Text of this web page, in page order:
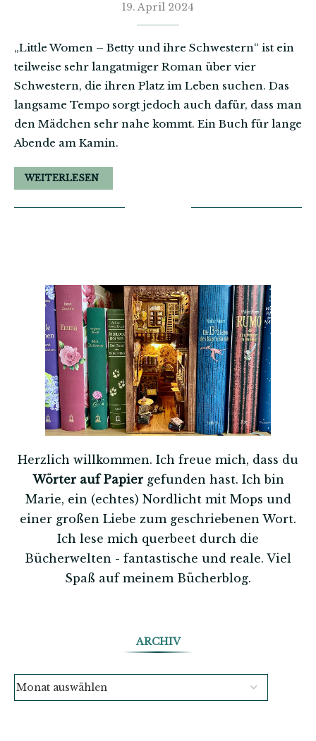
19. April 2024
„Little Women – Betty und ihre Schwestern“ ist ein
teilweise sehr langatmiger Roman über vier
Schwestern, die ihren Platz im Leben suchen. Das
langsame Tempo sorgt jedoch auch dafür, dass man
den Mädchen sehr nahe kommt. Ein Buch für lange
Abende am Kamin.
WEITERLESEN
Herzlich willkommen. Ich freue mich, dass du
Wörter auf Papiergefunden hast. Ich bin
Marie, ein (echtes) Nordlicht mit Mops und
einer großen Liebe zum geschriebenen Wort.
Ich lese mich querbeet durch die
Bücherwelten - fantastische und reale. Viel
Spaß auf meinem Bücherblog.
ARCHIV